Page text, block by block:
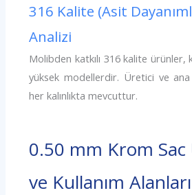
316 Kalite (Asit
Analizi
Molibden katkılı 316 kalite
yüksek modellerdir. Üretici ve ana
her kalınlıkta mevcuttur.
0.50 mm Krom
ve Kullanım Alanları